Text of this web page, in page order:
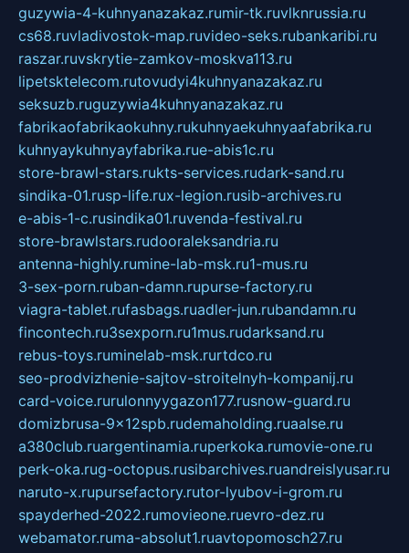
guzywia-4-kuhnyanazakaz.rumir-tk.ruvlknrussia.ru
cs68.ruvladivostok-map.ruvideo-seks.rubankaribi.ru
raszar.ruvskrytie-zamkov-moskva113.ru
lipetsktelecom.rutovudyi4kuhnyanazakaz.ru
seksuzb.ruguzywia4kuhnyanazakaz.ru
fabrikaofabrikaokuhny.rukuhnyaekuhnyaafabrika.ru
kuhnyaykuhnyayfabrika.rue-abis1c.ru
store-brawl-stars.rukts-services.rudark-sand.ru
sindika-01.rusp-life.rux-legion.rusib-archives.ru
e-abis-1-c.rusindika01.ruvenda-festival.ru
store-brawlstars.rudooraleksandria.ru
antenna-highly.rumine-lab-msk.ru1-mus.ru
3-sex-porn.ruban-damn.rupurse-factory.ru
viagra-tablet.rufasbags.ruadler-jun.rubandamn.ru
fincontech.ru3sexporn.ru1mus.rudarksand.ru
rebus-toys.ruminelab-msk.rurtdco.ru
seo-prodvizhenie-sajtov-stroitelnyh-kompanij.ru
card-voice.rurulonnyygazon177.rusnow-guard.ru
domizbrusa-9x12spb.rudemaholding.ruaalse.ru
a380club.ruargentinamia.ruperkoka.rumovie-one.ru
perk-oka.rug-octopus.rusibarchives.ruandreislyusar.ru
naruto-x.rupursefactory.rutor-lyubov-i-grom.ru
spayderhed-2022.rumovieone.ruevro-dez.ru
webamator.ruma-absolut1.ruavtopomosch27.ru